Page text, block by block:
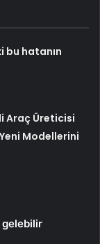
bu hatanın
Araç Üreticisi
Modellerini
gelebilir